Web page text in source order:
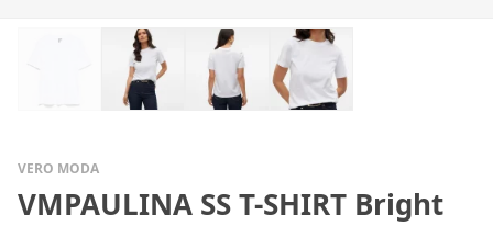
VERO MODA
VMPAULINA SS T-SHIRT Bright